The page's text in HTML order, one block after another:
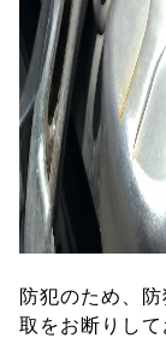
防犯のため、
取をお断りして